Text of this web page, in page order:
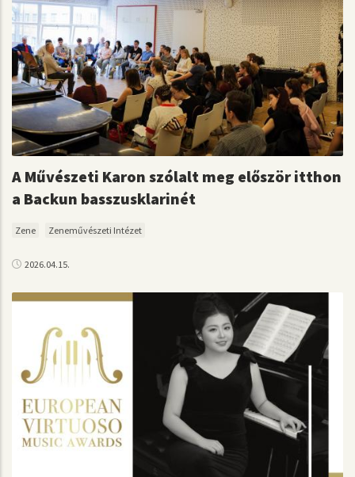
A Művészeti Karon szólalt meg először itthon
a Backun basszusklarinét
Zene Zeneművészeti Intézet
2026.04.15.